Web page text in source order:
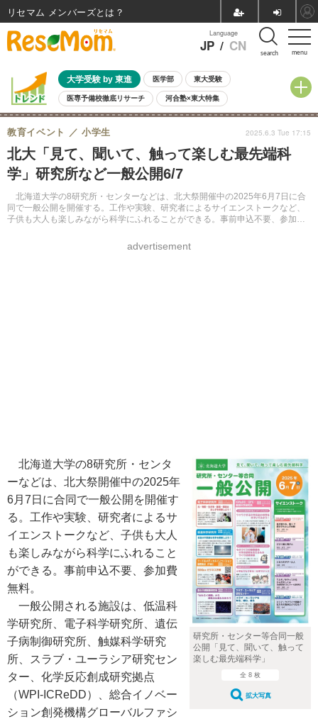
menu
Language
JP / CN search
大学受験 by 東進 医学部 東大受験
医専予備校徹底リサーチ 河合塾×東大特集
親子で考える大学選び 高校受験 中学受験 小学校受験
共通テスト 夏休み
8月開催イベント・WS 全国公立高校 過去問 人気記事
自由研究教材（小学生向け） 自由研究教材（中学生向け）
北大「見て、聞いて、触って楽しむ最先端科
学」研究所など一般公開6/7
北海道大学の8研究所・センターなどは、北大祭開催中の2025年6月7日に合
同で一般公開を開催する。工作や実験、研究者によるサイエンストークなど、
子供も大人も楽しみながら科学にふれることができる。事前申込不要、参加費
教育イベント 小学生
advertisement
2025.6.3 Tue 17:15
研究所・センター等合同一般
公開「見て、聞いて、触って
楽しむ最先端科学」
全 8 枚
拡大写真
北海道大学の8研究所・センタ
ーなどは、北大祭開催中の2025年
6月7日に合同で一般公開を開催す
る。工作や実験、研究者によるサ
イエンストークなど、子供も大人
も楽しみながら科学にふれること
ができる。事前申込不要、参加費
無料。
一般公開される施設は、低温科
学研究所、電子科学研究所、遺伝
子病制御研究所、触媒科学研究
所、スラブ・ユーラシア研究セン
ター、化学反応創成研究拠点
（WPI-ICReDD）、総合イノベー
ション創発機構グローバルファシ
リセマム メンバーズ